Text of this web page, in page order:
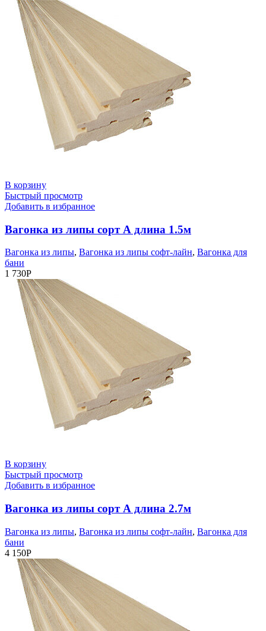
В корзину
Быстрый просмотр
Добавить в избранное
Вагонка из липы сорт А длина 1.5м
Вагонка из липы, Вагонка из липы софт-лайн, Вагонка для
бани
1 730Р
В корзину
Быстрый просмотр
Добавить в избранное
Вагонка из липы сорт А длина 2.7м
Вагонка из липы, Вагонка из липы софт-лайн, Вагонка для
бани
4 150Р